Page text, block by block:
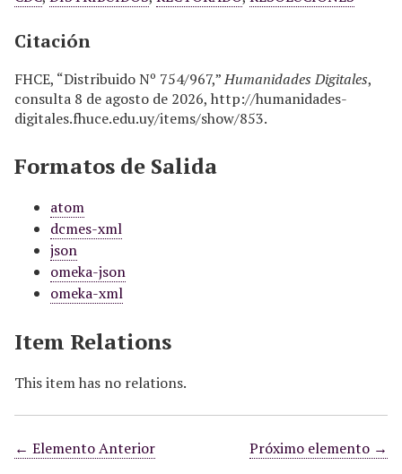
Citación
FHCE, “Distribuido Nº 754/967,”Humanidades Digitales,
consulta 8 de agosto de 2026, http://humanidades-
digitales.fhuce.edu.uy/items/show/853.
Formatos de Salida
atom
dcmes-xml
json
omeka-json
omeka-xml
Item Relations
This item has no relations.
← Elemento Anterior Próximo elemento →